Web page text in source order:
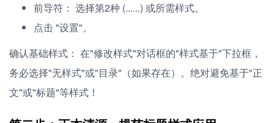
前导符： 选择第2种 (......) 或所需样式。
点击 "设置"。
确认基础样式： 在"修改样式"对话框的"样式基于"下拉框，
务必选择"无样式"或"目录"（如果存在）。绝对避免基于"正
文"或"标题"等样式！